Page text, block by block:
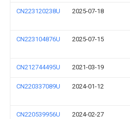
CN223120238U 2025-07-18
CN223104876U 2025-07-15
CN212744495U 2021-03-19
CN220337089U 2024-01-12
CN220539956U 2024-02-27